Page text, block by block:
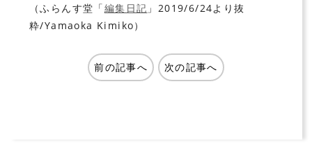
（ふらんす堂「編集日記 」2019/6/24より抜
粋/Yamaoka Kimiko）
前の記事へ 次の記事へ